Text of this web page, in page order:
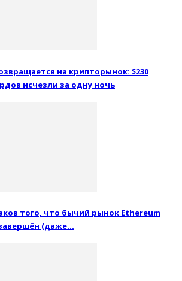
на крипторынок: $230
исчезли за одну ночь
того, что бычий рынок Ethereum
(даже…